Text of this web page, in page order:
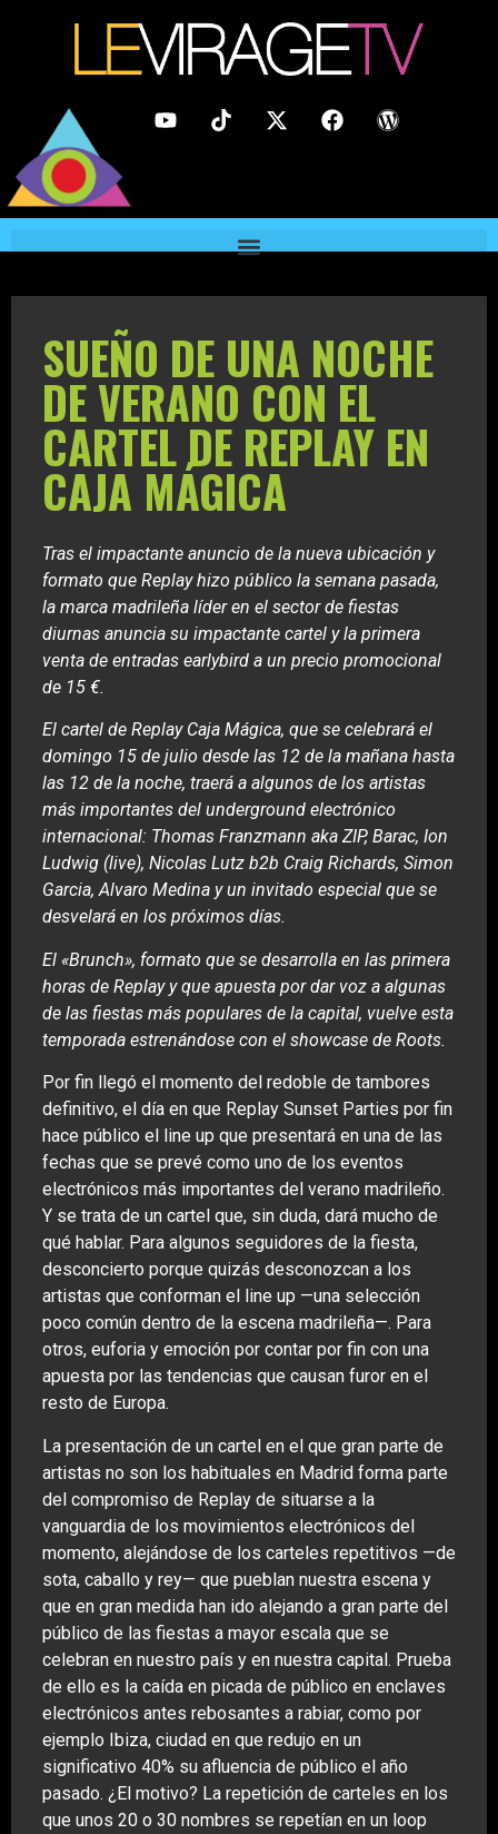
SUEÑO DE UNA NOCHE
DE VERANO CON EL
CARTEL DE REPLAY EN
CAJA MÁGICA
Tras el impactante anuncio de la nueva ubicación y
formato que Replay hizo público la semana pasada,
la marca madrileña líder en el sector de fiestas
diurnas anuncia su impactante cartel y la primera
venta de entradas earlybird a un precio promocional
de 15 €.
El cartel de Replay Caja Mágica, que se celebrará el
domingo 15 de julio desde las 12 de la mañana hasta
las 12 de la noche, traerá a algunos de los artistas
más importantes del underground electrónico
internacional: Thomas Franzmann aka ZIP, Barac, Ion
Ludwig (live), Nicolas Lutz b2b Craig Richards, Simon
Garcia, Alvaro Medina y un invitado especial que se
desvelará en los próximos días.
El «Brunch», formato que se desarrolla en las primera
horas de Replay y que apuesta por dar voz a algunas
de las fiestas más populares de la capital, vuelve esta
temporada estrenándose con el showcase de Roots.
Por fin llegó el momento del redoble de tambores
definitivo, el día en que Replay Sunset Parties por fin
hace público el line up que presentará en una de las
fechas que se prevé como uno de los eventos
electrónicos más importantes del verano madrileño.
Y se trata de un cartel que, sin duda, dará mucho de
qué hablar. Para algunos seguidores de la fiesta,
desconcierto porque quizás desconozcan a los
artistas que conforman el line up —una selección
poco común dentro de la escena madrileña—. Para
otros, euforia y emoción por contar por fin con una
apuesta por las tendencias que causan furor en el
resto de Europa.
La presentación de un cartel en el que gran parte de
artistas no son los habituales en Madrid forma parte
del compromiso de Replay de situarse a la
vanguardia de los movimientos electrónicos del
momento, alejándose de los carteles repetitivos —de
sota, caballo y rey— que pueblan nuestra escena y
que en gran medida han ido alejando a gran parte del
público de las fiestas a mayor escala que se
celebran en nuestro país y en nuestra capital. Prueba
de ello es la caída en picada de público en enclaves
electrónicos antes rebosantes a rabiar, como por
ejemplo Ibiza, ciudad en que redujo en un
significativo 40% su afluencia de público el año
pasado. ¿El motivo? La repetición de carteles en los
que unos 20 o 30 nombres se repetían en un loop